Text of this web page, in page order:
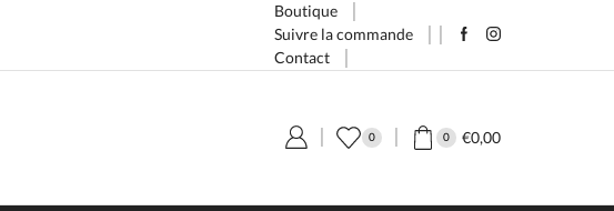
Boutique
Suivre la commande
Contact
0 0 €0,00